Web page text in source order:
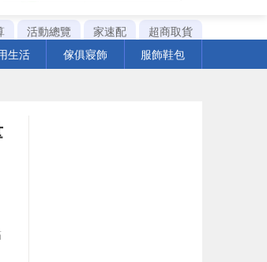
活動總覽 家速配
超商取貨
生活 傢俱寢飾 服飾鞋包